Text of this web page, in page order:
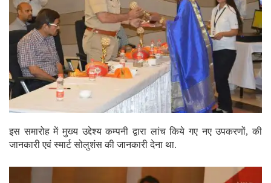
इस समारोह में मुख्य उद्देश्य कम्पनी द्वारा लांच किये गए नए उपकरणों, की
जानकारी एवं स्मार्ट सोलुशंस की जानकारी देना था.